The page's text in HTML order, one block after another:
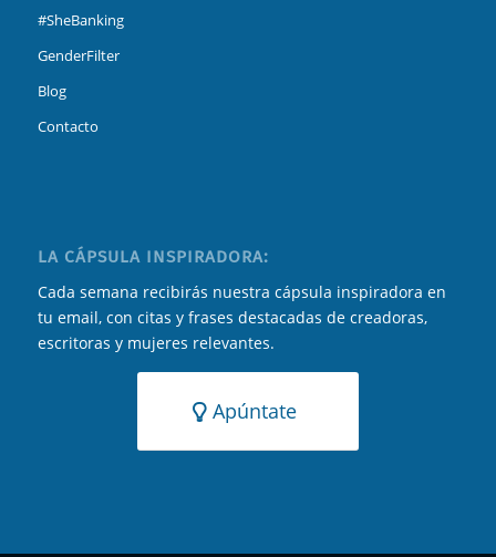
#SheBanking
GenderFilter
Blog
Contacto
LA CÁPSULA INSPIRADORA:
Cada semana recibirás nuestra cápsula inspiradora en
tu email, con citas y frases destacadas de creadoras,
escritoras y mujeres relevantes.
Apúntate